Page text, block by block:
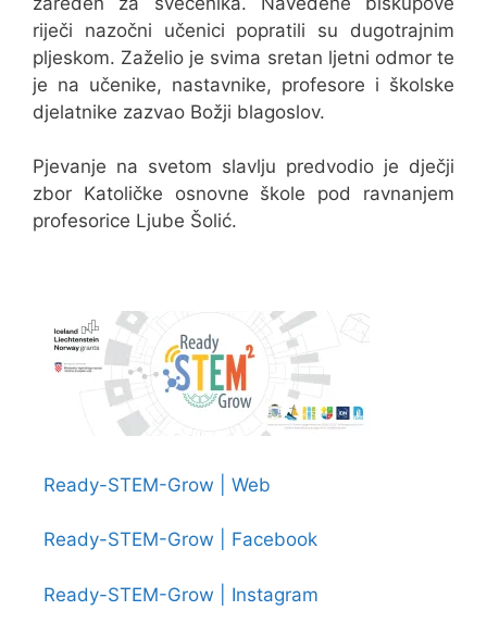
riječi nazočni učenici popratili su dugotrajnim
pljeskom. Zaželio je svima sretan ljetni odmor te
je na učenike, nastavnike, profesore i školske
djelatnike zazvao Božji blagoslov.
Pjevanje na svetom slavlju predvodio je dječji
zbor Katoličke osnovne škole pod ravnanjem
profesorice Ljube Šolić.
Ready-STEM-Grow | Web
Ready-STEM-Grow | Facebook
Ready-STEM-Grow | Instagram